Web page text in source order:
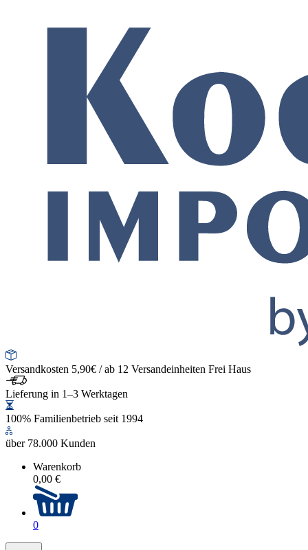
Versandkosten 5,90€ / ab 12 Versandeinheiten Frei Haus
Lieferung in 1–3 Werktagen
100% Familienbetrieb seit 1994
über 78.000 Kunden
Warenkorb
0,00 €
0